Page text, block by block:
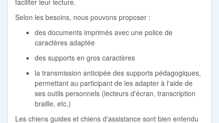
Selon les besoins, nous pouvons proposer :
des documents imprimés avec une police de
caractères adaptée
des supports en gros caractères
la transmission anticipée des supports pédagogiques,
permettant au participant de les adapter à l'aide de
ses outils personnels (lecteurs d'écran, transcription
braille, etc.)
Les chiens guides et chiens d'assistance sont bien entendu